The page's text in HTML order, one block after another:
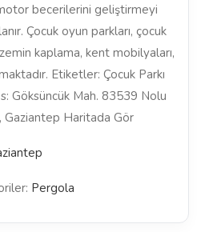
becerilerini geliştirmeyi
Çocuk oyun parkları, çocuk
kaplama, kent mobilyaları,
Etiketler: Çocuk Parkı
Göksüncük Mah. 83539 Nolu
Gaziantep Haritada Gör
Pergola